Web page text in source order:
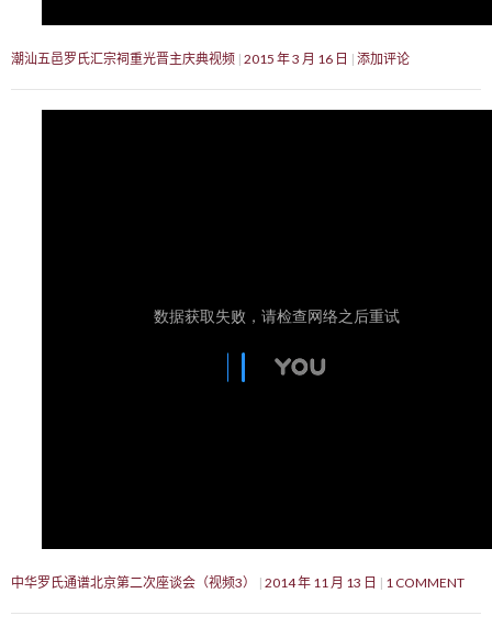
潮汕五邑罗氏汇宗祠重光晋主庆典视频 2015 年 3 月 16 日 添加评论
中华罗氏通谱北京第二次座谈会（视频3） 2014 年 11 月 13 日 1 COMMENT